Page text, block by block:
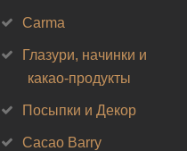
Carma
Глазури, начинки и
какао-продукты
Посыпки и Декор
Cacao Barry